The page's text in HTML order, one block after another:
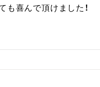
も喜んで頂けました！